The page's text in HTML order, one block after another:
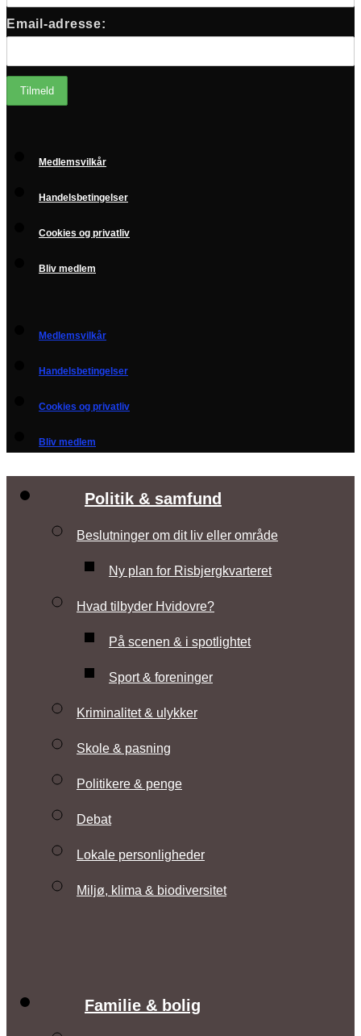
Email-adresse:
Medlemsvilkår
Handelsbetingelser
Cookies og privatliv
Bliv medlem
Medlemsvilkår
Handelsbetingelser
Cookies og privatliv
Bliv medlem
Politik & samfund
Beslutninger om dit liv eller område
Ny plan for Risbjergkvarteret
Hvad tilbyder Hvidovre?
På scenen & i spotlightet
Sport & foreninger
Kriminalitet & ulykker
Skole & pasning
Politikere & penge
Debat
Lokale personligheder
Miljø, klima & biodiversitet
Familie & bolig